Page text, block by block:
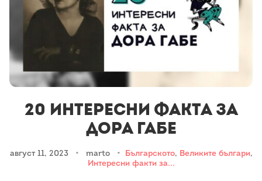
20 интересни факта за
Дора Габе
август 11, 2023 • marto • Българското, Великите българи,
Интересни факти за...